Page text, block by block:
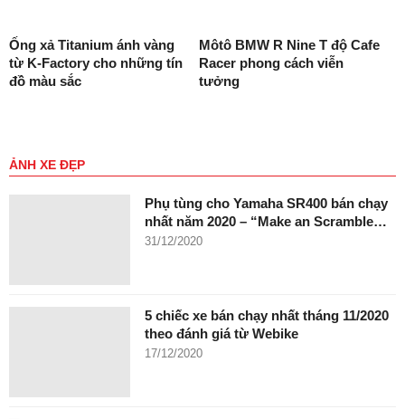
Ống xả Titanium ánh vàng
từ K-Factory cho những tín
đồ màu sắc
Môtô BMW R Nine T độ Cafe
Racer phong cách viễn
tưởng
ẢNH XE ĐẸP
Phụ tùng cho Yamaha SR400 bán chạy
nhất năm 2020 – “Make an Scramble…
31/12/2020
5 chiếc xe bán chạy nhất tháng 11/2020
theo đánh giá từ Webike
17/12/2020